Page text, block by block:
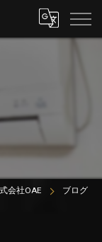
会社OAE ブログ